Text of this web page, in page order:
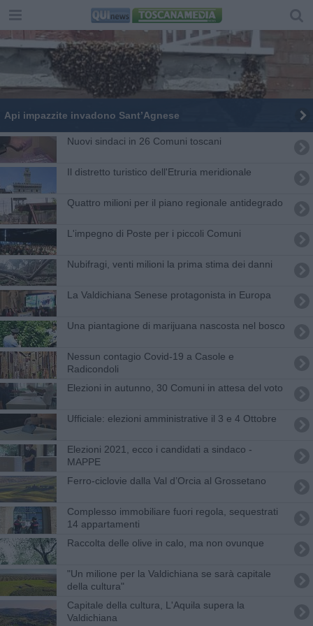
Api impazzite invadono Sant’Agnese
Nuovi sindaci in 26 Comuni toscani
Il distretto turistico dell'Etruria meridionale
Quattro milioni per il piano regionale antidegrado
L'impegno di Poste per i piccoli Comuni
Nubifragi, venti milioni la prima stima dei danni
La Valdichiana Senese protagonista in Europa
Una piantagione di marijuana nascosta nel bosco
Nessun contagio Covid-19 a Casole e
Radicondoli
Elezioni in autunno, 30 Comuni in attesa del voto
Ufficiale: elezioni amministrative il 3 e 4 Ottobre
Elezioni 2021, ecco i candidati a sindaco -
MAPPE
Ferro-ciclovie dalla Val d’Orcia al Grossetano
Complesso immobiliare fuori regola, sequestrati
14 appartamenti
Raccolta delle olive in calo, ma non ovunque
"Un milione per la Valdichiana se sarà capitale
della cultura"
Capitale della cultura, L'Aquila supera la
Valdichiana